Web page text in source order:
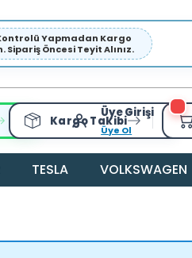
Yapmadan Kargo
Öncesi Teyit Alınız.
Kargo Takibi
Üye Girişi
Üye Ol
TESLA VOLKSWAGEN